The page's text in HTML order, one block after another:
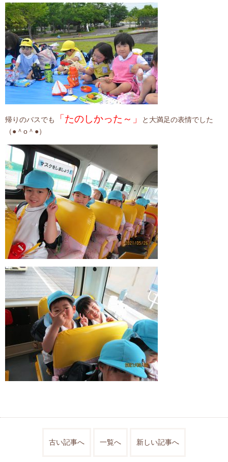
帰りのバスでも 「たのしかった～」
と大満足の表情でした
（●＾o＾●）
古い記事へ 一覧へ 新しい記事へ